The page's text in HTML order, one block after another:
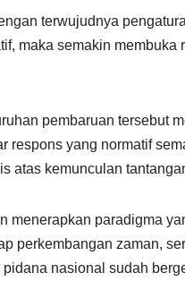
terwujudnya
maka semakin
pembaruan tersebut
respons yang normatif
atas kemunculan
menerapkan paradigma
perkembangan zaman,
pidana nasional sudah